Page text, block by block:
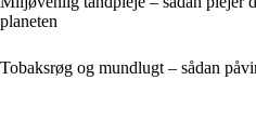
planeten
Tobaksrøg og mundlugt – sådan